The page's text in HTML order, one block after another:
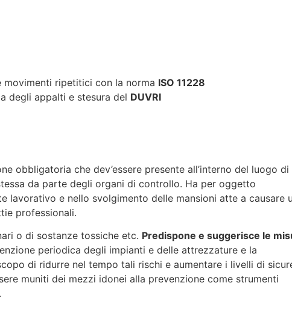
movimenti ripetitici con la norma ISO 11228
degli appalti e stesura del DUVRI
obbligatoria che dev’essere presente all’interno del luogo di
da parte degli organi di controllo. Ha per oggetto
lavorativo e nello svolgimento delle mansioni atte a causare
professionali.
o di sostanze tossiche etc. Predispone e suggerisce le
periodica degli impianti e delle attrezzature e la
di ridurre nel tempo tali rischi e aumentare i livelli di
muniti dei mezzi idonei alla prevenzione come strumenti